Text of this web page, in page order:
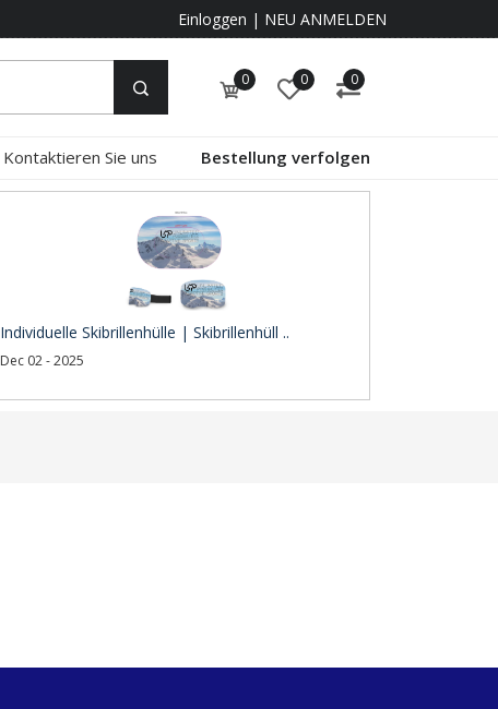
Einloggen | NEU ANMELDEN
0 0 0
Kontaktieren Sie uns Bestellung verfolgen
Individuelle Skibrillenhülle | Skibrillenhüll ..
Dec 02 - 2025